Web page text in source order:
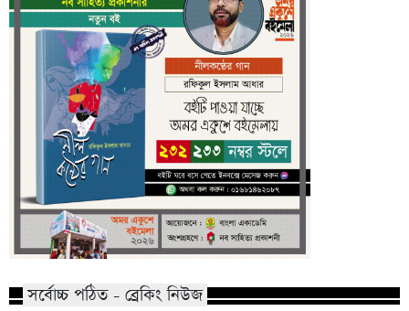
সর্বোচ্চ পঠিত - ব্রেকিং নিউজ